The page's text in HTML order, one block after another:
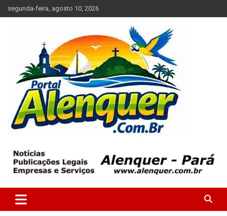
to
segunda-feira, agosto 10, 2026
Portal Alenquer